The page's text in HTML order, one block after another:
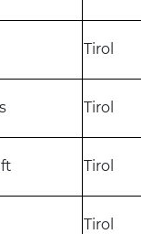
Tirol
Tirol
Tirol
Tirol